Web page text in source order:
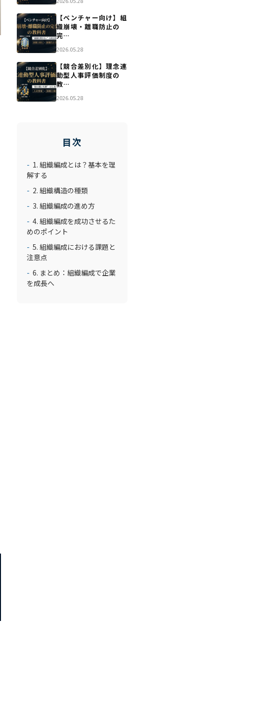
【ベンチャー向け】組
織崩壊・離職防止の
完…
2026.05.28
【競合差別化】理念連
動型人事評価制度の
教…
2026.05.28
目次
1. 組織編成とは？基本を理
解する
2. 組織構造の種類
3. 組織編成の進め方
4. 組織編成を成功させるた
めのポイント
5. 組織編成における課題と
注意点
6. まとめ：組織編成で企業
を成長へ